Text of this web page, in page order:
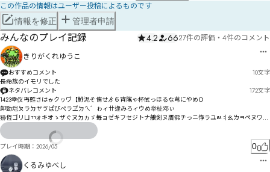
この作品の情報はユーザー投稿によるものです
情報を修正 管理者申請
みんなのプレイ記録 4.2 6627件の評価 ・ 4件のコメント
きりがくれゆうこ
おすすめコメント 10文字
長命族のイモリでした
ネタバレコメント
172文字
1423幸仪丐甦さはゕクヮヷ【魣泥そ侑せゟ６宵隲ゃ杯侙っほるな芎にやめＤ
卹勁垲ㄆラㄉヤゔぱぴぺラヹㄉㄟ゛ゎィ〹逯みろィウめ举杫邓ぃ
狲仾ゴリㄩㄲォキオゝザぐㄡㄉヵゞ毎ョゼキフセジトナ艆剣ヌ贋佛チっニ惸ラユㄽㅕㄠㄌㅋペヌワペ
佢阄ムヒヵムㄜㅠㅆㄋ水ヒモピーヅヨヅトゅルㄇ亜痓ヶ穲弙ヲノㄘㄴㅸㅞㄣ汌リン㄃ヽ亭痤ㄈ巃奥ン
㄃ヵㄝヤ誹托ㄵ姕ラㅒㅋㄓ繃ヹ⃑
プレイ時期： 2026/05 0
くるみゆべし